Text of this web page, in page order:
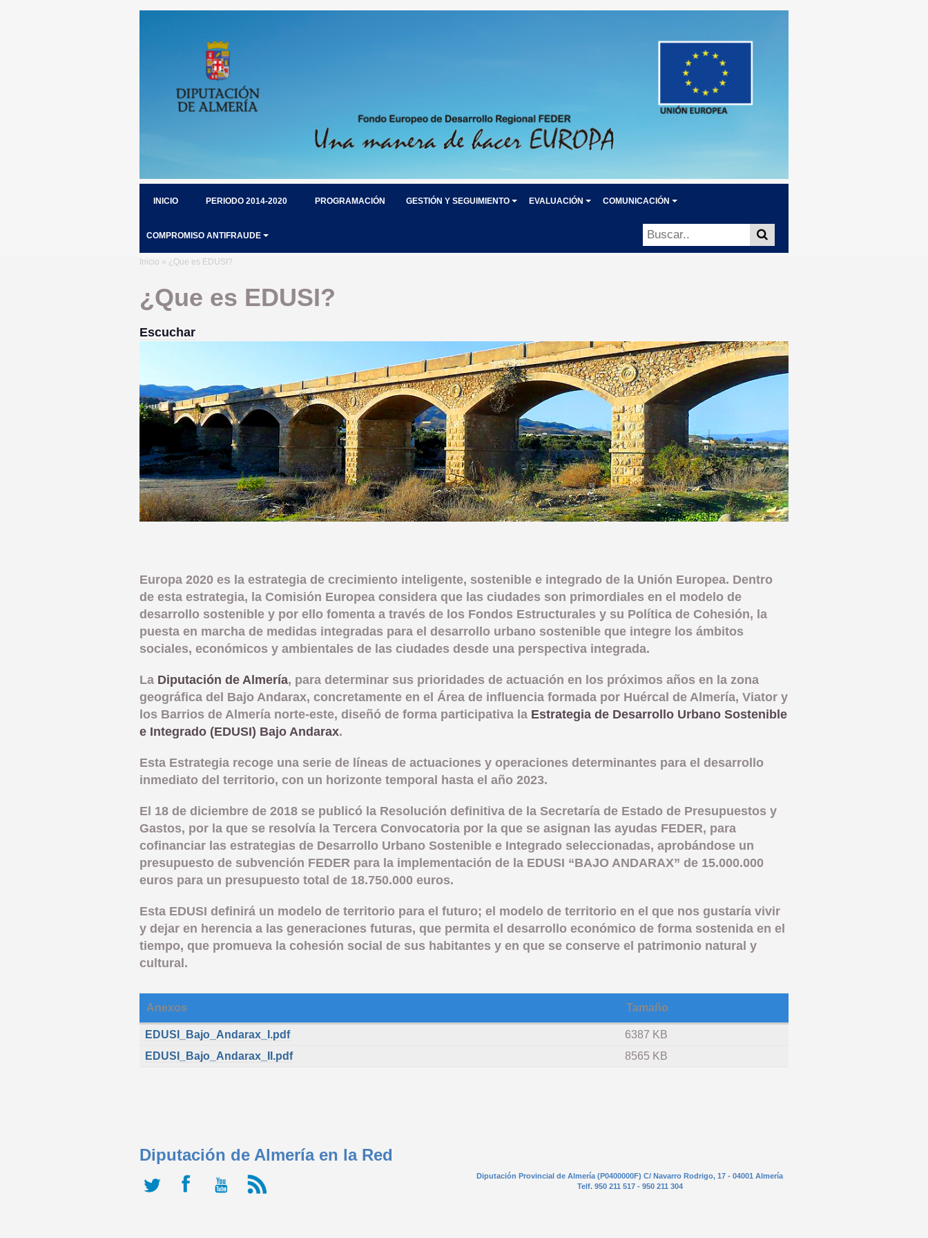
INICIO PERIODO 2014-2020 PROGRAMACIÓN GESTIÓN Y SEGUIMIENTO EVALUACIÓN COMUNICACIÓN
COMPROMISO ANTIFRAUDE
Inicio » ¿Que es EDUSI?
¿Que es EDUSI?
Escuchar
Europa 2020 es la estrategia de crecimiento inteligente, sostenible e integrado de la Unión Europea. Dentro
de esta estrategia, la Comisión Europea considera que las ciudades son primordiales en el modelo de
desarrollo sostenible y por ello fomenta a través de los Fondos Estructurales y su Política de Cohesión, la
puesta en marcha de medidas integradas para el desarrollo urbano sostenible que integre los ámbitos
sociales, económicos y ambientales de las ciudades desde una perspectiva integrada.
La Diputación de Almería, para determinar sus prioridades de actuación en los próximos años en la zona
geográfica del Bajo Andarax, concretamente en el Área de influencia formada por Huércal de Almería, Viator y
los Barrios de Almería norte-este, diseñó de forma participativa la Estrategia de Desarrollo Urbano Sostenible
e Integrado (EDUSI) Bajo Andarax.
Esta Estrategia recoge una serie de líneas de actuaciones y operaciones determinantes para el desarrollo
inmediato del territorio, con un horizonte temporal hasta el año 2023.
El 18 de diciembre de 2018 se publicó la Resolución definitiva de la Secretaría de Estado de Presupuestos y
Gastos, por la que se resolvía la Tercera Convocatoria por la que se asignan las ayudas FEDER, para
cofinanciar las estrategias de Desarrollo Urbano Sostenible e Integrado seleccionadas, aprobándose un
presupuesto de subvención FEDER para la implementación de la EDUSI “BAJO ANDARAX” de 15.000.000
euros para un presupuesto total de 18.750.000 euros.
Esta EDUSI definirá un modelo de territorio para el futuro; el modelo de territorio en el que nos gustaría vivir
y dejar en herencia a las generaciones futuras, que permita el desarrollo económico de forma sostenida en el
tiempo, que promueva la cohesión social de sus habitantes y en que se conserve el patrimonio natural y
cultural.
Anexos Tamaño
EDUSI_Bajo_Andarax_I.pdf
6387 KB
EDUSI_Bajo_Andarax_II.pdf
8565 KB
Diputación de Almería en la Red
Diputación Provincial de Almería (P0400000F) C/ Navarro Rodrigo, 17 - 04001 Almería
Telf. 950 211 517 - 950 211 304